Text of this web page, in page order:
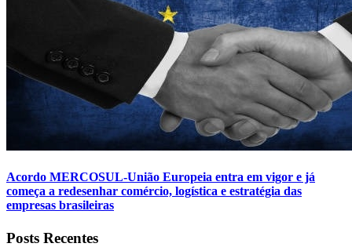
Acordo MERCOSUL-União Europeia entra em vigor e já
começa a redesenhar comércio, logística e estratégia das
empresas brasileiras
Posts Recentes